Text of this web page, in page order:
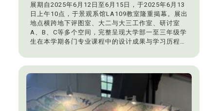
展期自2025年6月12日至6月15日，于2025年6月13
日上午10点，于景观系馆LA109教室隆重揭幕。展出
地点横跨地下评图室、大二与大三工作室、研讨室
A、B、C等多个空间，完整呈现大学部一至三年级学
生在本学期各门专业课程中的设计成果与学习历程。
业界知名景观公司共襄盛举，与会贵宾众多，展现强